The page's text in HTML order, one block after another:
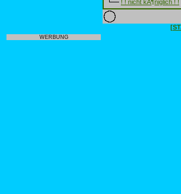
WERBUNG
! ! nicht kÃ¶niglich ! !